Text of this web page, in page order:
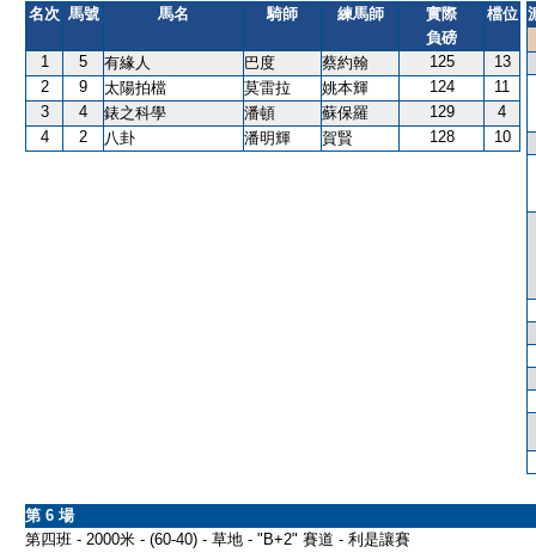
名次 馬號 馬名 騎師 練馬師
實際
負磅
檔位
1 5 有緣人 巴度 蔡約翰 125
13
2
9 太陽拍檔 莫雷拉 姚本輝 124
11
3
4 錶之科學 潘頓 蘇保羅 129
4
4
2 八卦 潘明輝 賀賢 128 10
第 6 場
第四班 - 2000米 - (60-40) - 草地 - "B+2" 賽道 - 利是讓賽